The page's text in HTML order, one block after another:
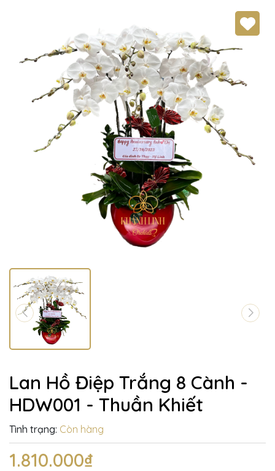
Lan Hồ Điệp Trắng 8 Cành -
HDW001 - Thuần Khiết
Tình trạng: Còn hàng
1.810.000₫